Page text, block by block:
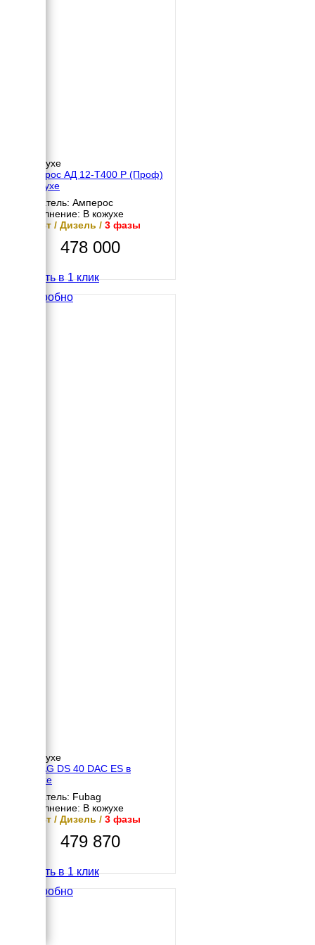
В кожухе
Амперос АД 12-Т400 P (Проф)
в кожухе
Двигатель: Амперос
Исполнение: В кожухе
12 кВт / Дизель / 3 фазы
478 000
Купить в 1 клик
Подробно
В кожухе
FUBAG DS 40 DAC ES в
кожухе
Двигатель: Fubag
Исполнение: В кожухе
30 кВт / Дизель / 3 фазы
479 870
Купить в 1 клик
Подробно